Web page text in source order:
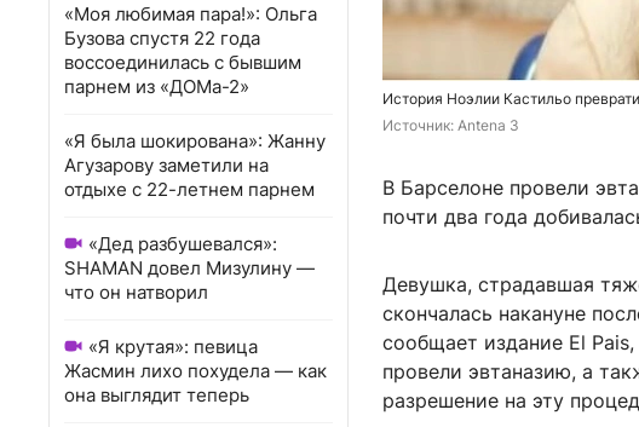
«Моя любимая пара!»: Ольга
Бузова спустя 22 года
воссоединилась с бывшим
парнем из «ДОМа-2»
«Я была шокирована»: Жанну
Агузарову заметили на
отдыхе с 22-летнем парнем
«Дед разбушевался»:
SHAMAN довел Мизулину —
что он натворил
«Я крутая»: певица
Жасмин лихо похудела — как
она выглядит теперь
История Ноэлии Кастильо
Источник: Antena 3
В Барселоне провели
почти два года
Девушка, страдавшая
скончалась накануне
сообщает издание El
провели эвтаназию, а
разрешение на эту